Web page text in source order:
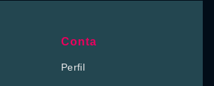
Conta
Perfil